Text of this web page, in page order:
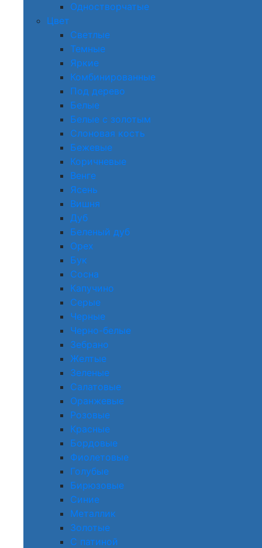
Одностворчатые
Цвет
Светлые
Темные
Яркие
Комбинированные
Под дерево
Белые
Белые с золотым
Слоновая кость
Бежевые
Коричневые
Венге
Ясень
Вишня
Дуб
Беленый дуб
Орех
Бук
Сосна
Капучино
Серые
Черные
Черно-белые
Зебрано
Желтые
Зеленые
Салатовые
Оранжевые
Розовые
Красные
Бордовые
Фиолетовые
Голубые
Бирюзовые
Синие
Металлик
Золотые
С патиной